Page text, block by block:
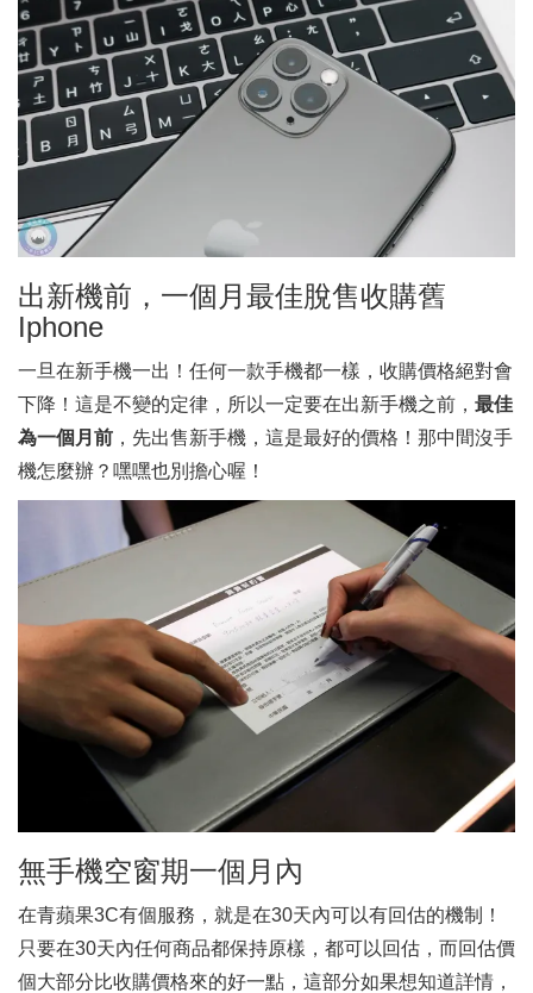
出新機前，一個月最佳脫售收購舊
Iphone
一旦在新手機一出！任何一款手機都一樣，收購價格絕對會
下降！這是不變的定律，所以一定要在出新手機之前， 最佳
為一個月前 ，先出售新手機，這是最好的價格！那中間沒手
機怎麼辦？嘿嘿也別擔心喔！
無手機空窗期一個月內
在青蘋果3C有個服務，就是在30天內可以有回估的機制！
只要在30天內任何商品都保持原樣，都可以回估，而回估價
個大部分比收購價格來的好一點，這部分如果想知道詳情，